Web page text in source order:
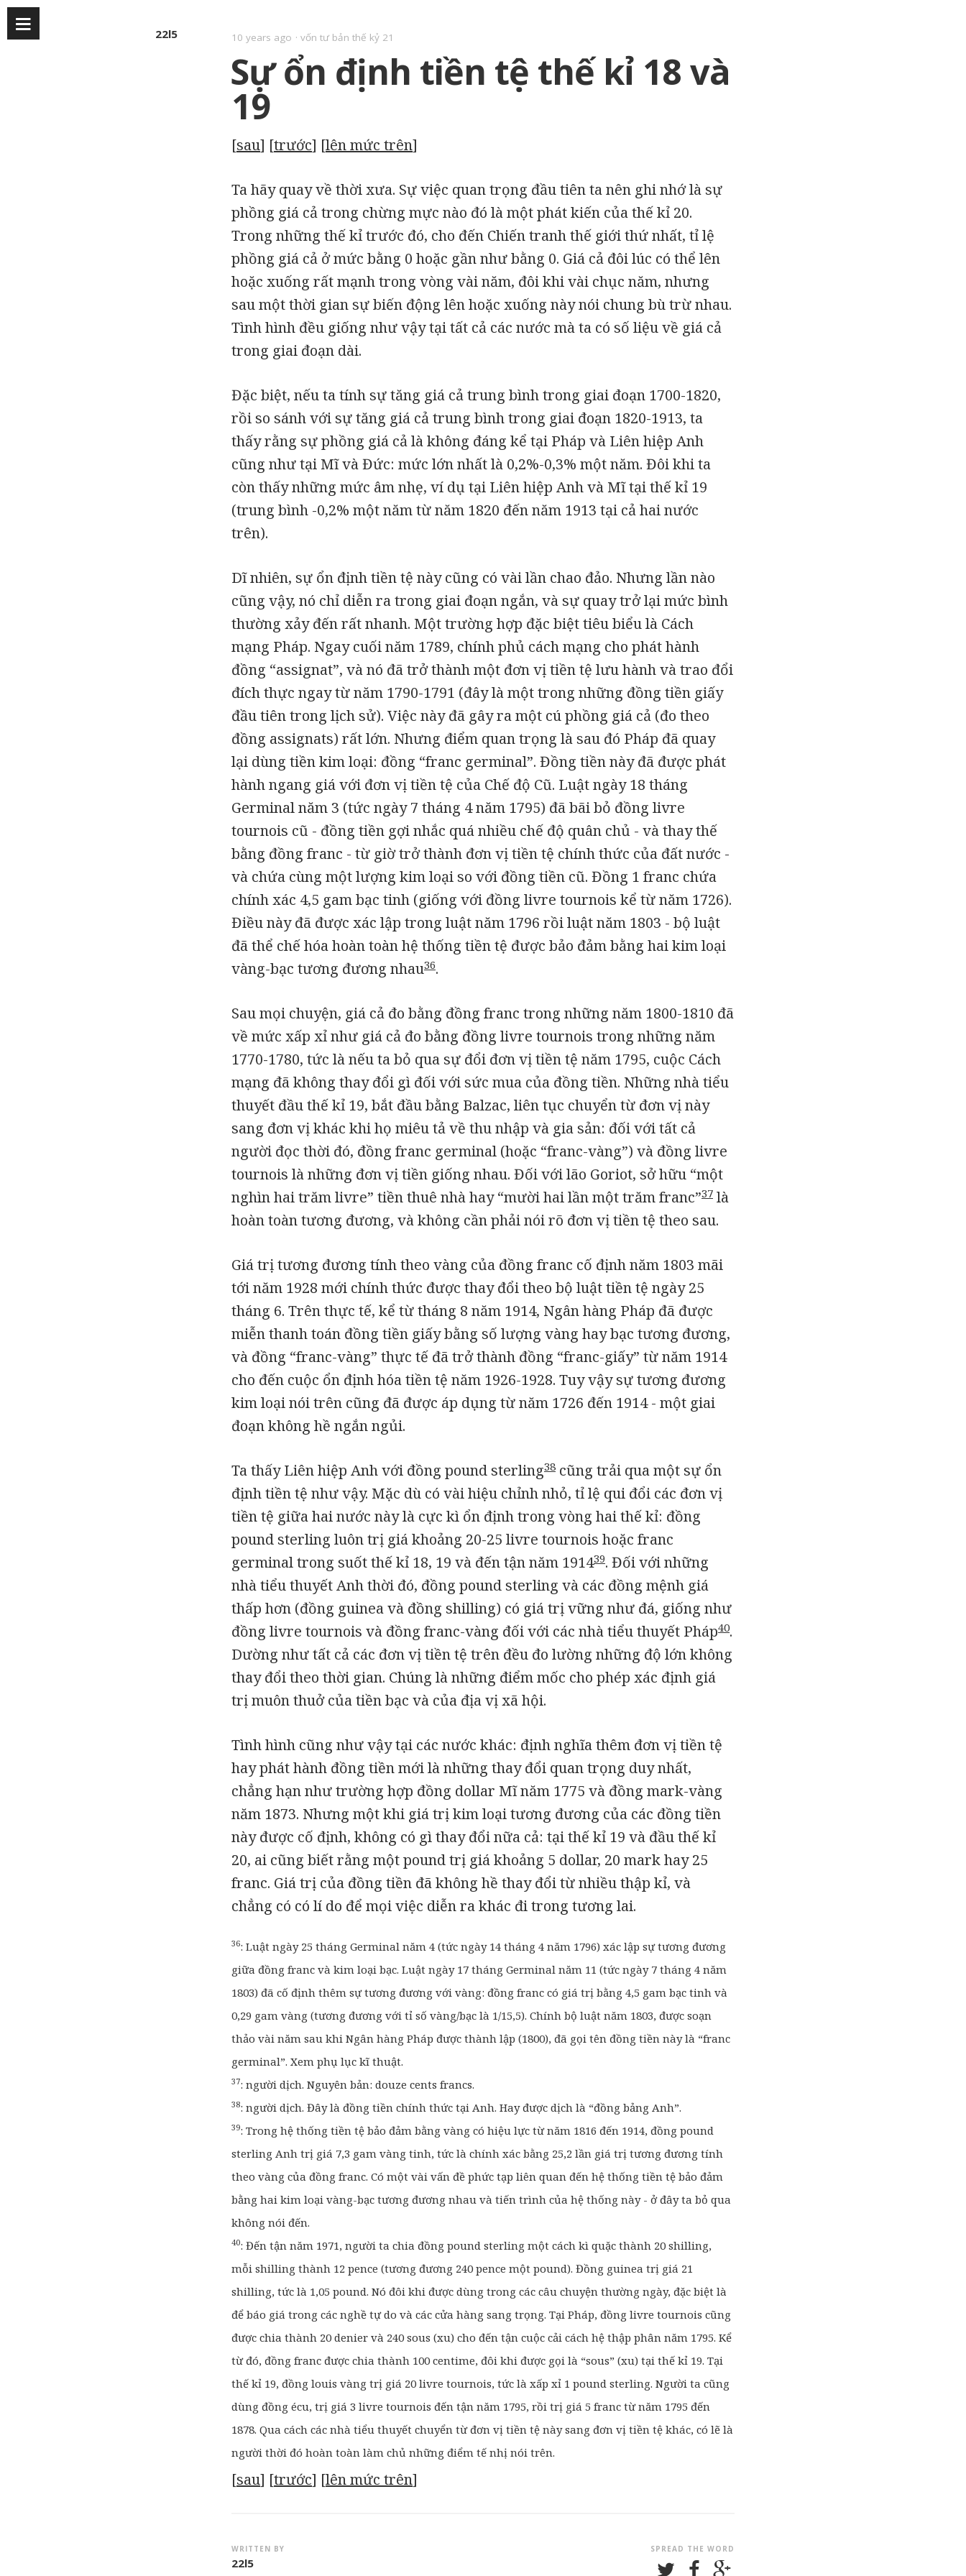
10 years ago vốn tư bản thế kỷ 21
Sự ổn định tiền tệ thế kỉ 18 và
19
22l5
[sau] [trước] [lên mức trên]
Ta hãy quay về thời xưa. Sự việc quan trọng đầu tiên ta nên ghi nhớ là sự
phồng giá cả trong chừng mực nào đó là một phát kiến của thế kỉ 20.
Trong những thế kỉ trước đó, cho đến Chiến tranh thế giới thứ nhất, tỉ lệ
phồng giá cả ở mức bằng 0 hoặc gần như bằng 0. Giá cả đôi lúc có thể lên
hoặc xuống rất mạnh trong vòng vài năm, đôi khi vài chục năm, nhưng
sau một thời gian sự biến động lên hoặc xuống này nói chung bù trừ nhau.
Tình hình đều giống như vậy tại tất cả các nước mà ta có số liệu về giá cả
trong giai đoạn dài.
Đặc biệt, nếu ta tính sự tăng giá cả trung bình trong giai đoạn 1700-1820,
rồi so sánh với sự tăng giá cả trung bình trong giai đoạn 1820-1913, ta
thấy rằng sự phồng giá cả là không đáng kể tại Pháp và Liên hiệp Anh
cũng như tại Mĩ và Đức: mức lớn nhất là 0,2%-0,3% một năm. Đôi khi ta
còn thấy những mức âm nhẹ, ví dụ tại Liên hiệp Anh và Mĩ tại thế kỉ 19
(trung bình -0,2% một năm từ năm 1820 đến năm 1913 tại cả hai nước
trên).
Dĩ nhiên, sự ổn định tiền tệ này cũng có vài lần chao đảo. Nhưng lần nào
cũng vậy, nó chỉ diễn ra trong giai đoạn ngắn, và sự quay trở lại mức bình
thường xảy đến rất nhanh. Một trường hợp đặc biệt tiêu biểu là Cách
mạng Pháp. Ngay cuối năm 1789, chính phủ cách mạng cho phát hành
đồng “assignat”, và nó đã trở thành một đơn vị tiền tệ lưu hành và trao đổi
đích thực ngay từ năm 1790-1791 (đây là một trong những đồng tiền giấy
đầu tiên trong lịch sử). Việc này đã gây ra một cú phồng giá cả (đo theo
đồng assignats) rất lớn. Nhưng điểm quan trọng là sau đó Pháp đã quay
lại dùng tiền kim loại: đồng “franc germinal”. Đồng tiền này đã được phát
hành ngang giá với đơn vị tiền tệ của Chế độ Cũ. Luật ngày 18 tháng
Germinal năm 3 (tức ngày 7 tháng 4 năm 1795) đã bãi bỏ đồng livre
tournois cũ - đồng tiền gợi nhắc quá nhiều chế độ quân chủ - và thay thế
bằng đồng franc - từ giờ trở thành đơn vị tiền tệ chính thức của đất nước -
và chứa cùng một lượng kim loại so với đồng tiền cũ. Đồng 1 franc chứa
chính xác 4,5 gam bạc tinh (giống với đồng livre tournois kể từ năm 1726).
Điều này đã được xác lập trong luật năm 1796 rồi luật năm 1803 - bộ luật
đã thể chế hóa hoàn toàn hệ thống tiền tệ được bảo đảm bằng hai kim loại
vàng-bạc tương đương nhau36.
Sau mọi chuyện, giá cả đo bằng đồng franc trong những năm 1800-1810 đã
về mức xấp xỉ như giá cả đo bằng đồng livre tournois trong những năm
1770-1780, tức là nếu ta bỏ qua sự đổi đơn vị tiền tệ năm 1795, cuộc Cách
mạng đã không thay đổi gì đối với sức mua của đồng tiền. Những nhà tiểu
thuyết đầu thế kỉ 19, bắt đầu bằng Balzac, liên tục chuyển từ đơn vị này
sang đơn vị khác khi họ miêu tả về thu nhập và gia sản: đối với tất cả
người đọc thời đó, đồng franc germinal (hoặc “franc-vàng”) và đồng livre
tournois là những đơn vị tiền giống nhau. Đối với lão Goriot, sở hữu “một
nghìn hai trăm livre” tiền thuê nhà hay “mười hai lần một trăm franc”37 là
hoàn toàn tương đương, và không cần phải nói rõ đơn vị tiền tệ theo sau.
Giá trị tương đương tính theo vàng của đồng franc cố định năm 1803 mãi
tới năm 1928 mới chính thức được thay đổi theo bộ luật tiền tệ ngày 25
tháng 6. Trên thực tế, kể từ tháng 8 năm 1914, Ngân hàng Pháp đã được
miễn thanh toán đồng tiền giấy bằng số lượng vàng hay bạc tương đương,
và đồng “franc-vàng” thực tế đã trở thành đồng “franc-giấy” từ năm 1914
cho đến cuộc ổn định hóa tiền tệ năm 1926-1928. Tuy vậy sự tương đương
kim loại nói trên cũng đã được áp dụng từ năm 1726 đến 1914 - một giai
đoạn không hề ngắn ngủi.
Ta thấy Liên hiệp Anh với đồng pound sterling38 cũng trải qua một sự ổn
định tiền tệ như vậy. Mặc dù có vài hiệu chỉnh nhỏ, tỉ lệ qui đổi các đơn vị
tiền tệ giữa hai nước này là cực kì ổn định trong vòng hai thế kỉ: đồng
pound sterling luôn trị giá khoảng 20-25 livre tournois hoặc franc
germinal trong suốt thế kỉ 18, 19 và đến tận năm 191439. Đối với những
nhà tiểu thuyết Anh thời đó, đồng pound sterling và các đồng mệnh giá
thấp hơn (đồng guinea và đồng shilling) có giá trị vững như đá, giống như
đồng livre tournois và đồng franc-vàng đối với các nhà tiểu thuyết Pháp40.
Dường như tất cả các đơn vị tiền tệ trên đều đo lường những độ lớn không
thay đổi theo thời gian. Chúng là những điểm mốc cho phép xác định giá
trị muôn thuở của tiền bạc và của địa vị xã hội.
Tình hình cũng như vậy tại các nước khác: định nghĩa thêm đơn vị tiền tệ
hay phát hành đồng tiền mới là những thay đổi quan trọng duy nhất,
chẳng hạn như trường hợp đồng dollar Mĩ năm 1775 và đồng mark-vàng
năm 1873. Nhưng một khi giá trị kim loại tương đương của các đồng tiền
này được cố định, không có gì thay đổi nữa cả: tại thế kỉ 19 và đầu thế kỉ
20, ai cũng biết rằng một pound trị giá khoảng 5 dollar, 20 mark hay 25
franc. Giá trị của đồng tiền đã không hề thay đổi từ nhiều thập kỉ, và
chẳng có có lí do để mọi việc diễn ra khác đi trong tương lai.
36: Luật ngày 25 tháng Germinal năm 4 (tức ngày 14 tháng 4 năm 1796) xác lập sự tương đương
giữa đồng franc và kim loại bạc. Luật ngày 17 tháng Germinal năm 11 (tức ngày 7 tháng 4 năm
1803) đã cố định thêm sự tương đương với vàng: đồng franc có giá trị bằng 4,5 gam bạc tinh và
0,29 gam vàng (tương đương với tỉ số vàng/bạc là 1/15,5). Chính bộ luật năm 1803, được soạn
thảo vài năm sau khi Ngân hàng Pháp được thành lập (1800), đã gọi tên đồng tiền này là “franc
germinal”. Xem phụ lục kĩ thuật.
37: người dịch. Nguyên bản: douze cents francs.
38: người dịch. Đây là đồng tiền chính thức tại Anh. Hay được dịch là “đồng bảng Anh”.
39: Trong hệ thống tiền tệ bảo đảm bằng vàng có hiệu lực từ năm 1816 đến 1914, đồng pound
sterling Anh trị giá 7,3 gam vàng tinh, tức là chính xác bằng 25,2 lần giá trị tương đương tính
theo vàng của đồng franc. Có một vài vấn đề phức tạp liên quan đến hệ thống tiền tệ bảo đảm
bằng hai kim loại vàng-bạc tương đương nhau và tiến trình của hệ thống này - ở đây ta bỏ qua
không nói đến.
40: Đến tận năm 1971, người ta chia đồng pound sterling một cách kì quặc thành 20 shilling,
mỗi shilling thành 12 pence (tương đương 240 pence một pound). Đồng guinea trị giá 21
shilling, tức là 1,05 pound. Nó đôi khi được dùng trong các câu chuyện thường ngày, đặc biệt là
để báo giá trong các nghề tự do và các cửa hàng sang trọng. Tại Pháp, đồng livre tournois cũng
được chia thành 20 denier và 240 sous (xu) cho đến tận cuộc cải cách hệ thập phân năm 1795. Kể
từ đó, đồng franc được chia thành 100 centime, đôi khi được gọi là “sous” (xu) tại thế kỉ 19. Tại
thế kỉ 19, đồng louis vàng trị giá 20 livre tournois, tức là xấp xỉ 1 pound sterling. Người ta cũng
dùng đồng écu, trị giá 3 livre tournois đến tận năm 1795, rồi trị giá 5 franc từ năm 1795 đến
1878. Qua cách các nhà tiểu thuyết chuyển từ đơn vị tiền tệ này sang đơn vị tiền tệ khác, có lẽ là
người thời đó hoàn toàn làm chủ những điểm tế nhị nói trên.
[sau] [trước] [lên mức trên]
WRITTEN BY
22l5
SPREAD THE WORD